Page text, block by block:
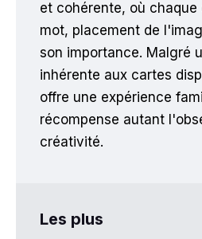
et cohérente, où
mot, placement de
son importance. Malgré
inhérente aux cartes
offre une expérience
récompense autant
créativité.
Les plus